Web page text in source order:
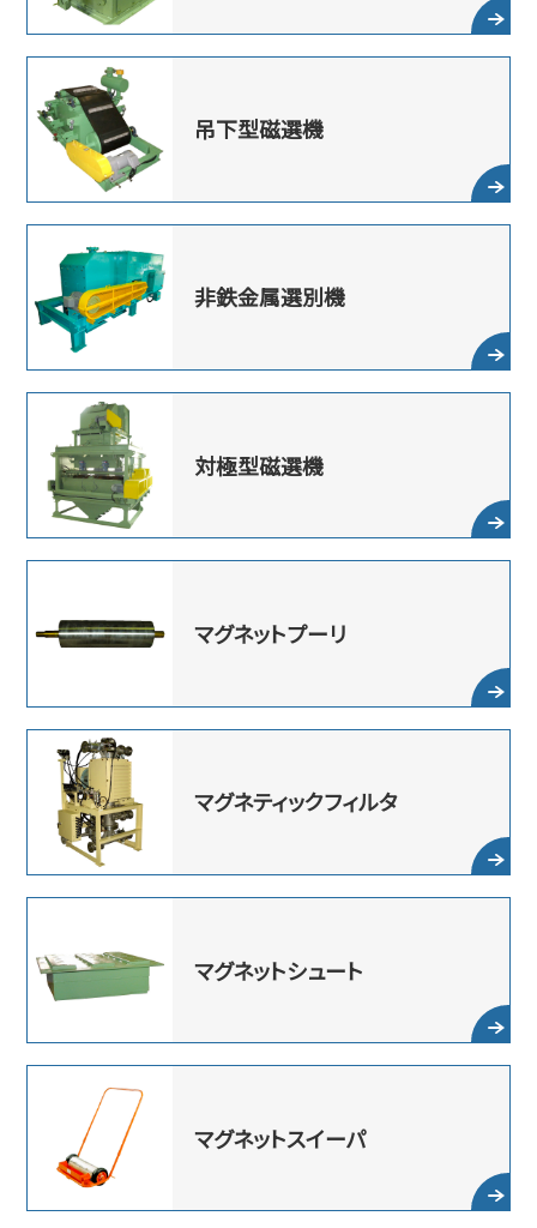
吊下型磁選機
非鉄金属選別機
対極型磁選機
マグネットプーリ
マグネティックフィルタ
マグネットシュート
マグネットスイーパ